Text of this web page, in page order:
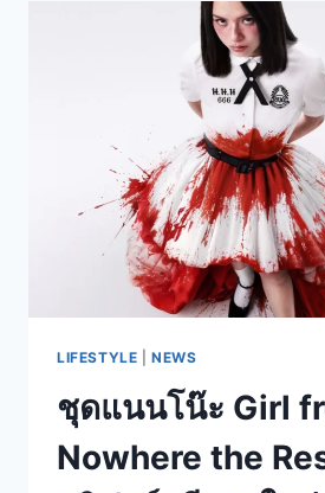
LIFESTYLE |NEWS
ชุดแนนโน๊ะ Girl
Nowhere the